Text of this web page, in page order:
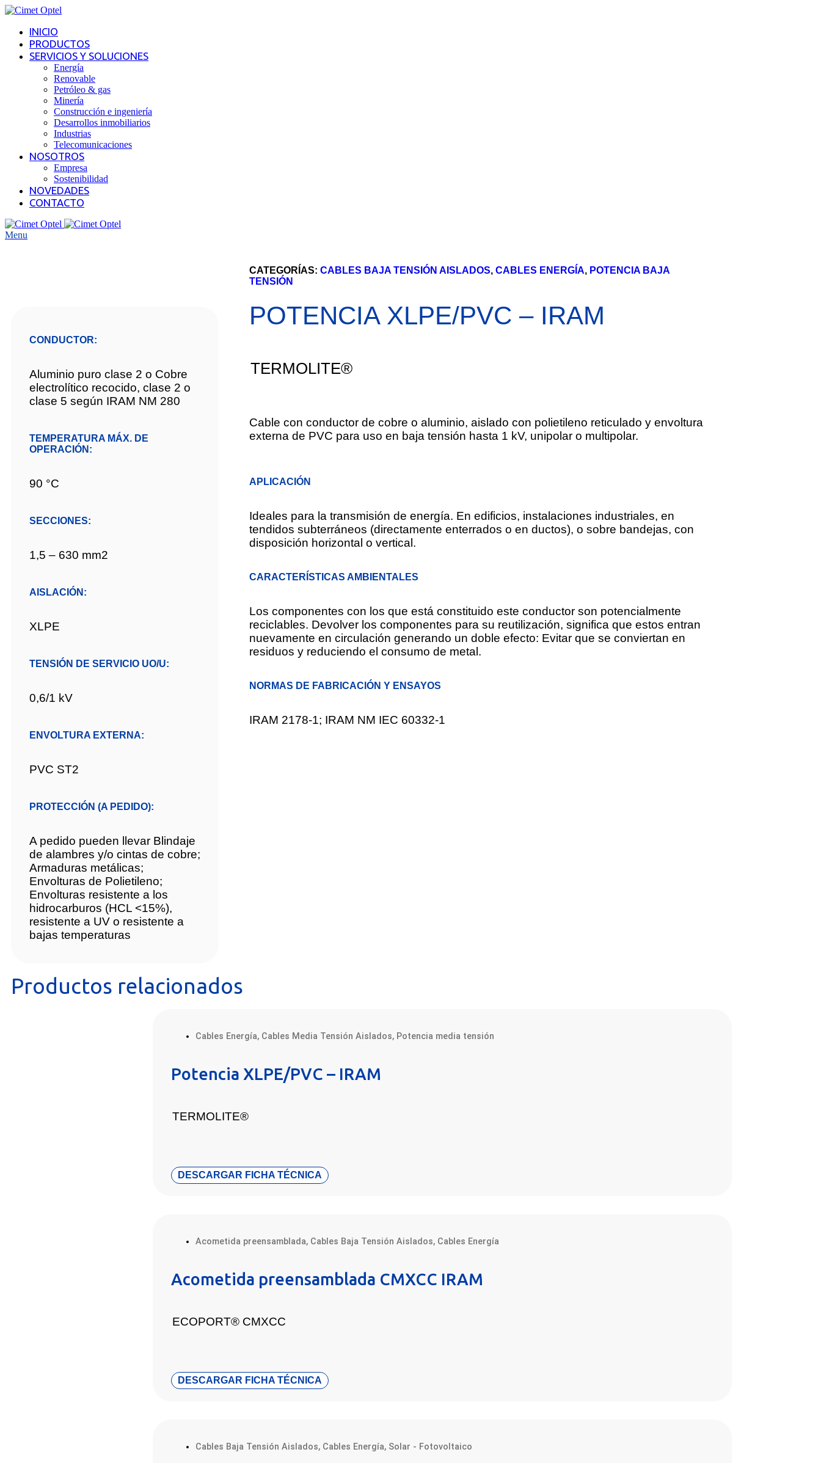
INICIO
PRODUCTOS
SERVICIOS Y SOLUCIONES
Energía
Renovable
Petróleo & gas
Minería
Construcción e ingeniería
Desarrollos inmobiliarios
Industrias
Telecomunicaciones
NOSOTROS
Empresa
Sostenibilidad
NOVEDADES
CONTACTO
Menu
CONDUCTOR:
Aluminio puro clase 2 o Cobre
electrolítico recocido, clase 2 o
clase 5 según IRAM NM 280
TEMPERATURA MÁX. DE
OPERACIÓN:
90 °C
SECCIONES:
1,5 – 630 mm2
AISLACIÓN:
XLPE
TENSIÓN DE SERVICIO UO/U:
0,6/1 kV
ENVOLTURA EXTERNA:
PVC ST2
PROTECCIÓN (A PEDIDO):
A pedido pueden llevar Blindaje
de alambres y/o cintas de cobre;
Armaduras metálicas;
Envolturas de Polietileno;
Envolturas resistente a los
hidrocarburos (HCL <15%),
resistente a UV o resistente a
bajas temperaturas
CATEGORÍAS: CABLES BAJA TENSIÓN AISLADOS, CABLES ENERGÍA, POTENCIA BAJA
TENSIÓN
POTENCIA XLPE/PVC – IRAM
TERMOLITE®
Cable con conductor de cobre o aluminio, aislado con polietileno reticulado y envoltura
externa de PVC para uso en baja tensión hasta 1 kV, unipolar o multipolar.
APLICACIÓN
Ideales para la transmisión de energía. En edificios, instalaciones industriales, en
tendidos subterráneos (directamente enterrados o en ductos), o sobre bandejas, con
disposición horizontal o vertical.
CARACTERÍSTICAS AMBIENTALES
Los componentes con los que está constituido este conductor son potencialmente
reciclables. Devolver los componentes para su reutilización, significa que estos entran
nuevamente en circulación generando un doble efecto: Evitar que se conviertan en
residuos y reduciendo el consumo de metal.
NORMAS DE FABRICACIÓN Y ENSAYOS
IRAM 2178-1; IRAM NM IEC 60332-1
Productos relacionados
Cables Energía, Cables Media Tensión Aislados, Potencia media tensión
Potencia XLPE/PVC – IRAM
TERMOLITE®
DESCARGAR FICHA TÉCNICA
Acometida preensamblada, Cables Baja Tensión Aislados, Cables Energía
Acometida preensamblada CMXCC IRAM
ECOPORT® CMXCC
DESCARGAR FICHA TÉCNICA
Cables Baja Tensión Aislados, Cables Energía, Solar - Fotovoltaico